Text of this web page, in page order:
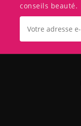
conseils beauté.